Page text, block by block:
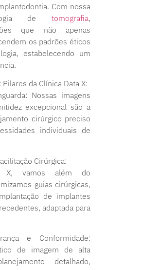
Com nossa
de tomografia,
que não apenas
os padrões éticos
estabelecendo um
Pilares da Clínica Data X:
Nossas imagens
excepcional são a
cirúrgico preciso
individuais de
Cirúrgica:
X, vamos além do
guias cirúrgicas,
de implantes
adaptada para
e Conformidade:
de imagem de alta
detalhado,